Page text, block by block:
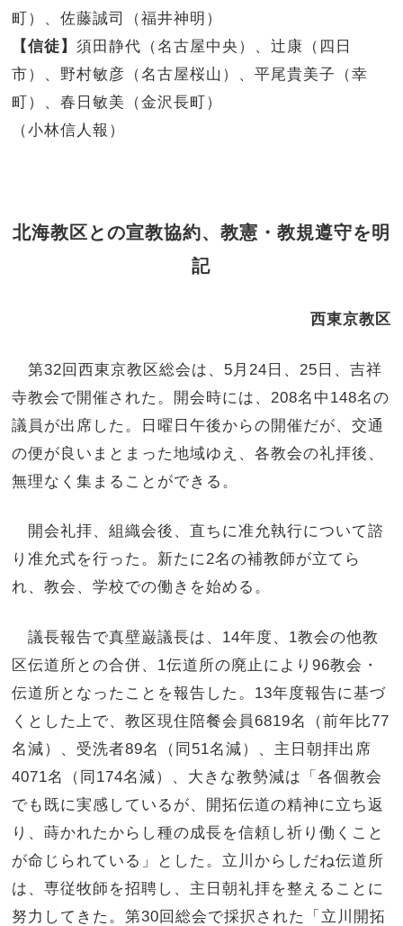
町）、佐藤誠司（福井神明）
【信徒】須田静代（名古屋中央）、辻康（四日
市）、野村敏彦（名古屋桜山）、平尾貴美子（幸
町）、春日敏美（金沢長町）
（小林信人報）
北海教区との宣教協約、教憲・教規遵守を明
記
西東京教区
第32回西東京教区総会は、5月24日、25日、吉祥
寺教会で開催された。開会時には、208名中148名の
議員が出席した。日曜日午後からの開催だが、交通
の便が良いまとまった地域ゆえ、各教会の礼拝後、
無理なく集まることができる。
開会礼拝、組織会後、直ちに准允執行について諮
り准允式を行った。新たに2名の補教師が立てら
れ、教会、学校での働きを始める。
議長報告で真壁巌議長は、14年度、1教会の他教
区伝道所との合併、1伝道所の廃止により96教会・
伝道所となったことを報告した。13年度報告に基づ
くとした上で、教区現住陪餐会員6819名（前年比77
名減）、受洗者89名（同51名減）、主日朝拝出席
4071名（同174名減）、大きな教勢減は「各個教会
でも既に実感しているが、開拓伝道の精神に立ち返
り、蒔かれたからし種の成長を信頼し祈り働くこと
が命じられている」とした。立川からしだね伝道所
は、専従牧師を招聘し、主日朝礼拝を整えることに
努力してきた。第30回総会で採択された「立川開拓